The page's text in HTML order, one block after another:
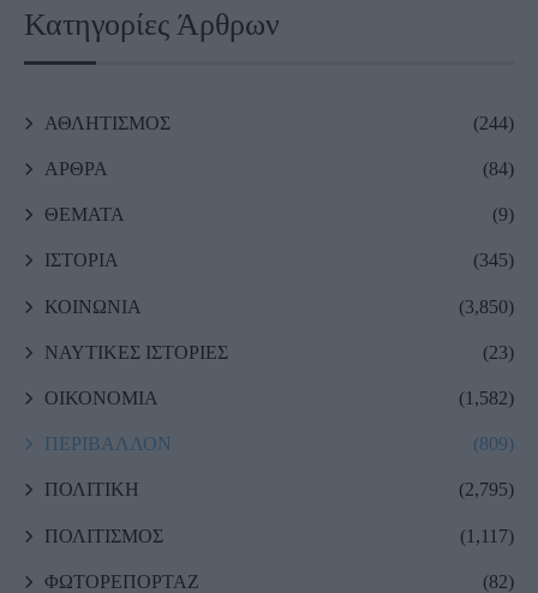
Κατηγορίες Άρθρων
ΑΘΛΗΤΙΣΜΟΣ (244)
ΑΡΘΡΑ (84)
ΘΕΜΑΤΑ (9)
ΙΣΤΟΡΙΑ (345)
ΚΟΙΝΩΝΙΑ (3,850)
ΝΑΥΤΙΚΕΣ ΙΣΤΟΡΙΕΣ (23)
ΟΙΚΟΝΟΜΙΑ (1,582)
ΠΕΡΙΒΑΛΛΟΝ (809)
ΠΟΛΙΤΙΚΗ (2,795)
ΠΟΛΙΤΙΣΜΟΣ (1,117)
ΦΩΤΟΡΕΠΟΡΤΑΖ (82)